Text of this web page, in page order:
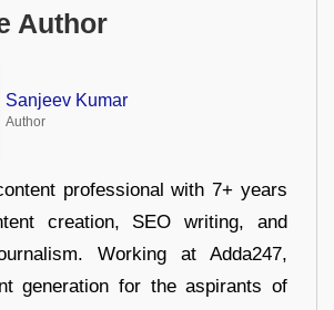
Author
Sanjeev Kumar
Author
professional with 7+ years
creation, SEO writing, and
Working at Adda247,
generation for the aspirants of